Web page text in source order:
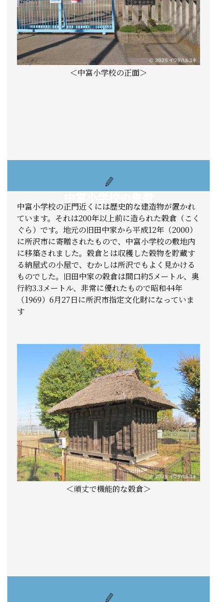
＜中富小学校の正面＞
中富小学校の正門近くには歴史的な建造物が置かれ
ています。それは200年以上前に造られた穀倉（こく
ぐら）です。地元の旧田中家から平成12年（2000）
に所沢市に寄贈されたもので、中富小学校の敷地内
に移築されました。穀倉とは収穫した穀物を貯蔵す
る納屋式の小屋で、むかしは所沢でもよく見かける
ものでした。旧田中家の穀倉は間口約5メートル、奥
行約3.3メートル、非常に優れたもので昭和44年
（1969）6月27日に所沢市指定文化財になっていま
す
＜頑丈で機能的な穀倉＞